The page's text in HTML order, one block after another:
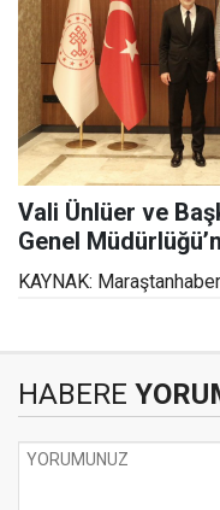
Vali Ünlüer ve
Genel
KAYNAK: Maraştanhaber
HABERE